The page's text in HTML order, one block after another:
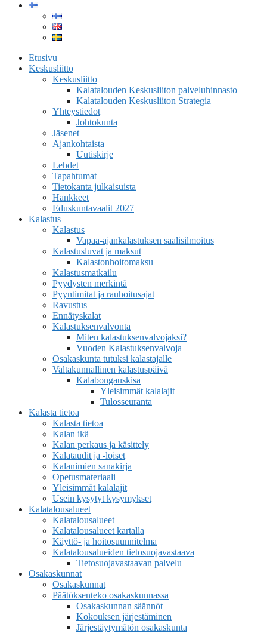
Etusivu
Keskusliitto
Keskusliitto
Kalatalouden Keskusliiton palveluhinnasto
Kalatalouden Keskusliiton Strategia
Yhteystiedot
Johtokunta
Jäsenet
Ajankohtaista
Uutiskirje
Lehdet
Tapahtumat
Tietokanta julkaisuista
Hankkeet
Eduskuntavaalit 2027
Kalastus
Kalastus
Vapaa-ajankalastuksen saalisilmoitus
Kalastusluvat ja maksut
Kalastonhoitomaksu
Kalastusmatkailu
Pyydysten merkintä
Pyyntimitat ja rauhoitusajat
Ravustus
Ennätyskalat
Kalastuksenvalvonta
Miten kalastuksenvalvojaksi?
Vuoden Kalastuksenvalvoja
Osakaskunta tutuksi kalastajalle
Valtakunnallinen kalastuspäivä
Kalabongauskisa
Yleisimmät kalalajit
Tulosseuranta
Kalasta tietoa
Kalasta tietoa
Kalan ikä
Kalan perkaus ja käsittely
Kalataudit ja -loiset
Kalanimien sanakirja
Opetusmateriaali
Yleisimmät kalalajit
Usein kysytyt kysymykset
Kalatalousalueet
Kalatalousalueet
Kalatalousalueet kartalla
Käyttö- ja hoitosuunnitelma
Kalatalousalueiden tietosuojavastaava
Tietosuojavastaavan palvelu
Osakaskunnat
Osakaskunnat
Päätöksenteko osakaskunnassa
Osakaskunnan säännöt
Kokouksen järjestäminen
Järjestäytymätön osakaskunta